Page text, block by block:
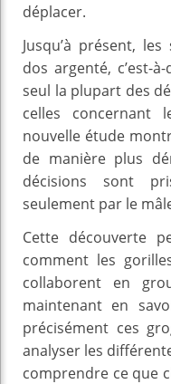
déplacer.
Jusqu’à présent,
dos argenté, c’est-
seul la plupart des
celles concernant
nouvelle étude
de manière plus
décisions sont
seulement par le
Cette découverte
comment les
collaborent en
maintenant en
précisément ces
analyser les
comprendre ce que